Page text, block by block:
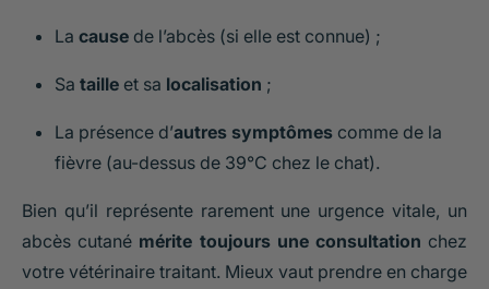
La cause de l’abcès (si elle est connue) ;
Sa taille et sa localisation ;
La présence d’autres symptômes comme de la
fièvre (au-dessus de 39°C chez le chat).
Bien qu’il représente rarement une urgence vitale, un
abcès cutané mérite toujours une consultation chez
votre vétérinaire traitant. Mieux vaut prendre en charge